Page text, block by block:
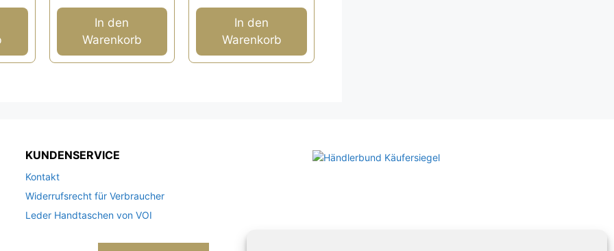
o
In den
Warenkorb
o
In den
Warenkorb
KUNDENSERVICE
Kontakt
Widerrufsrecht für Verbraucher
Leder Handtaschen von VOI